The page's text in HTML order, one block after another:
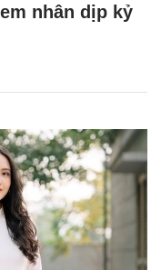
nhân dịp kỷ